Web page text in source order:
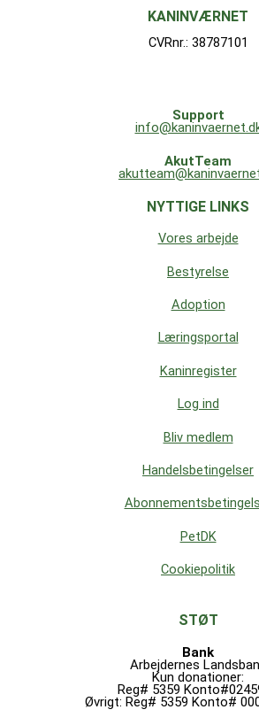
KANINVÆRNET
CVRnr.: 38787101
Support
AkutTeam
NYTTIGE LINKS
Vores arbejde
Bestyrelse
Adoption
Læringsportal
Kaninregister
Log ind
Bliv medlem
Handelsbetingelser
PetDK
Cookiepolitik
STØT
Bank
Arbejdernes
Kun donationer:
Reg# 5359
Øvrigt: Reg# 5359 Konto#